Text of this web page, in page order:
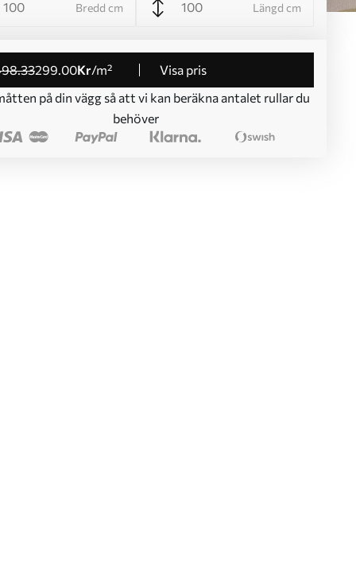
Bredd cm Längd cm
.33299.00Kr/m²
Visa pris
på din vägg så att vi kan beräkna antalet rullar du
behöver